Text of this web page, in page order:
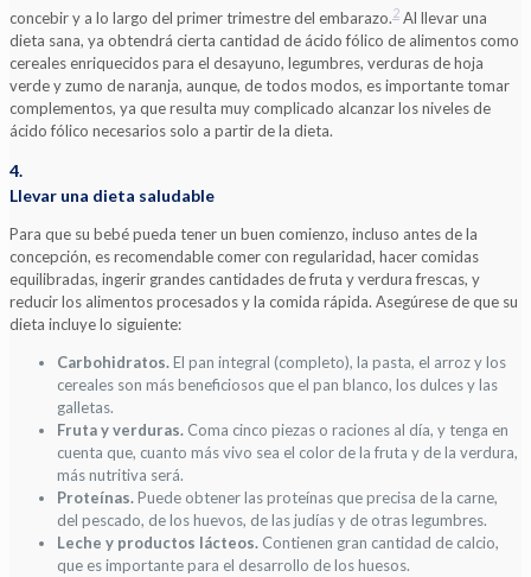
concebir y a lo largo del primer trimestre del embarazo.2 Al llevar una
dieta sana, ya obtendrá cierta cantidad de ácido fólico de alimentos como
cereales enriquecidos para el desayuno, legumbres, verduras de hoja
verde y zumo de naranja, aunque, de todos modos, es importante tomar
complementos, ya que resulta muy complicado alcanzar los niveles de
ácido fólico necesarios solo a partir de la dieta.
4.
Llevar una dieta saludable
Para que su bebé pueda tener un buen comienzo, incluso antes de la
concepción, es recomendable comer con regularidad, hacer comidas
equilibradas, ingerir grandes cantidades de fruta y verdura frescas, y
reducir los alimentos procesados y la comida rápida. Asegúrese de que su
dieta incluye lo siguiente:
Carbohidratos.El pan integral (completo), la pasta, el arroz y los
cereales son más beneficiosos que el pan blanco, los dulces y las
galletas.
Fruta y verduras. Coma cinco piezas o raciones al día, y tenga en
cuenta que, cuanto más vivo sea el color de la fruta y de la verdura,
más nutritiva será.
Proteínas.Puede obtener las proteínas que precisa de la carne,
del pescado, de los huevos, de las judías y de otras legumbres.
Leche y productos lácteos. Contienen gran cantidad de calcio,
que es importante para el desarrollo de los huesos.